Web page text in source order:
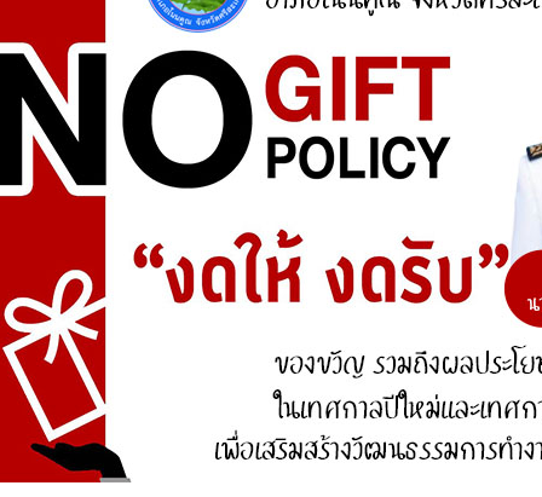
ศูนย์ร้องเรียน
สำนักงานคณะกรรมการป้องกันและปราบปรามการ
สำนักงานคณะกรรมการป้องกันและปราบปรามการ
ทุจริตในภาครัฐ
การจัดการความรู้ (KM)
องค์ความรู้ที่สนับสนุน วิสัยทัศน์ พันธกิจ ยุทธศาสตร์
ขององค์กร
องค์ความรู้จากประสบการณ์ที่องค์กรได้สั่งสมมา